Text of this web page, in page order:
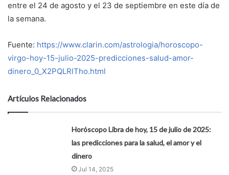
entre el 24 de agosto y el 23 de septiembre en este día de
la semana.
Fuente: https://www.clarin.com/astrologia/horoscopo-
virgo-hoy-15-julio-2025-predicciones-salud-amor-
dinero_0_X2PQLRlTho.html
Artículos Relacionados
Horóscopo Libra de hoy, 15 de julio de 2025:
las predicciones para la salud, el amor y el
dinero
Jul 14, 2025